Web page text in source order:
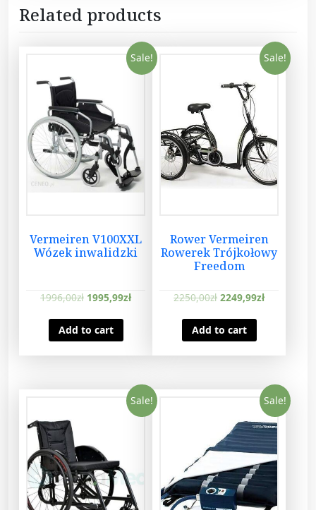
q
Related products
Sale!
Vermeiren V100XXL
Wózek inwalidzki
1996,00zł 1995,99zł
Add to cart
Sale!
Rower Vermeiren
Rowerek Trójkołowy
Freedom
2250,00zł 2249,99zł
Add to cart
Sale! Sale!